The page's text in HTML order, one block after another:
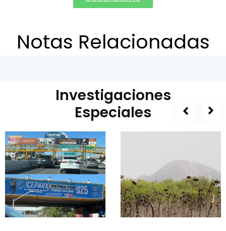
Notas Relacionadas
Investigaciones
Especiales